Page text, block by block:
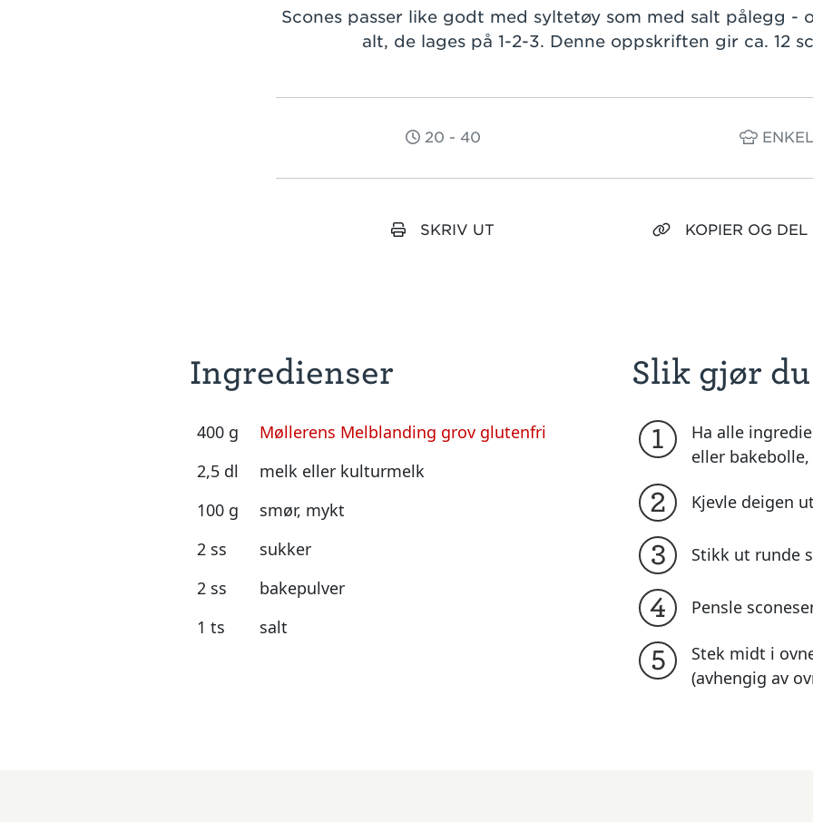
Scones passer like godt med syltetøy som med salt pålegg -
alt, de lages på 1-2-3. Denne oppskriften gir ca. 12
20 - 40 ENKEL
SKRIV UT KOPIER OG DEL
Ingredienser
400 g
Møllerens Melblanding grov glutenfri
2,5 dl
melk eller kulturmelk
100 g
smør, mykt
2 ss
sukker
2 ss
bakepulver
1 ts
salt
Slik gjør du
1
Ha alle
eller
2 Kjevle deigen
3 Stikk ut runde
4 Pensle
5
Stek midt i
(avhengig av